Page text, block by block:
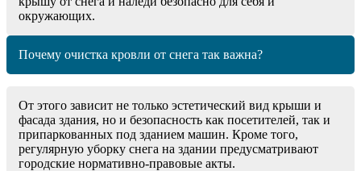
окружающих.
Почему очистка кровли от снега так важна?
От этого зависит не только эстетический вид крыши и
фасада здания, но и безопасность как посетителей, так и
припаркованных под зданием машин. Кроме того,
регулярную уборку снега на здании предусматривают
городские нормативно-правовые акты.